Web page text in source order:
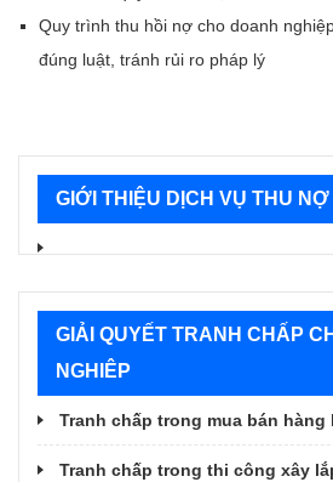
Quy trình thu hồi nợ cho doanh
đúng luật, tránh rủi ro pháp lý
GIỚI THIỆU DỊCH VỤ THU NỢ
GIẢI QUYẾT TRANH CHẤP
NGHIÊP
Tranh chấp trong mua bán hàng
Tranh chấp trong thi công xây